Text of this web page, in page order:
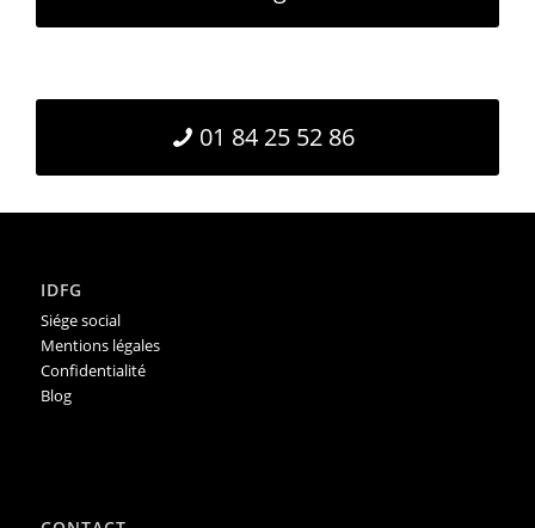
01 84 25 52 86
IDFG
Siége social
Mentions légales
Confidentialité
Blog